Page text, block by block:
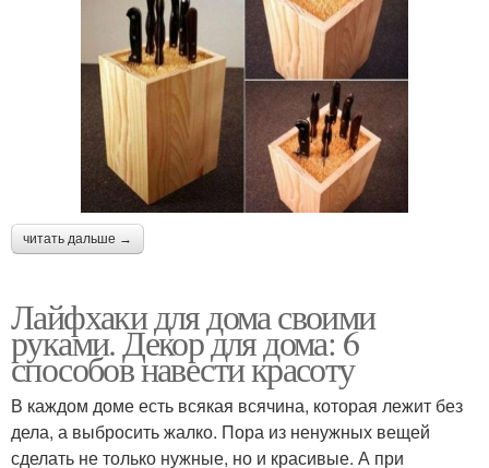
читать дальше →
Лайфхаки для дома своими
руками. Декор для дома: 6
способов навести красоту
В каждом доме есть всякая всячина, которая лежит без
дела, а выбросить жалко. Пора из ненужных вещей
сделать не только нужные, но и красивые. А при